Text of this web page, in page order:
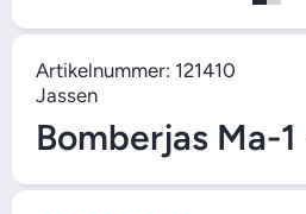
Artikelnummer: 121410
Jassen
Bomberjas Ma-